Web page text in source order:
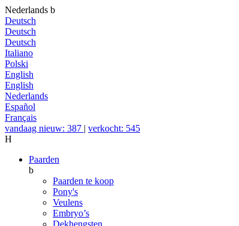
Nederlands b
Deutsch
Deutsch
Deutsch
Italiano
Polski
English
English
Nederlands
Español
Français
vandaag nieuw: 387 | verkocht: 545
H
Paarden
b
Paarden te koop
Pony's
Veulens
Embryo’s
Dekhengsten